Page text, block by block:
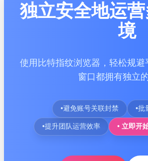
独立安全地运
境
使用比特指纹浏览器，轻松规
窗口都拥有独立
•避免账号关联封禁 •批
•提升团队运营效率 • 立即开